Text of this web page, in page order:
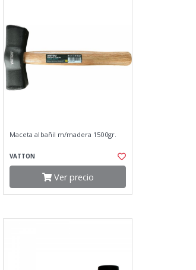
Maceta albañil m/madera 1500gr.
VATTON
Ver precio